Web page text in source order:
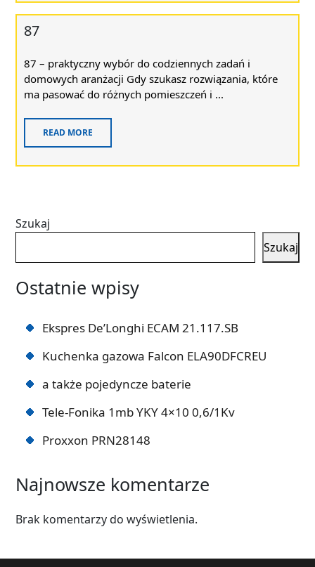
87
87 – praktyczny wybór do codziennych zadań i
domowych aranżacji Gdy szukasz rozwiązania, które
ma pasować do różnych pomieszczeń i ...
READ MORE
Szukaj
Szukaj
Ostatnie wpisy
Ekspres De’Longhi ECAM 21.117.SB
Kuchenka gazowa Falcon ELA90DFCREU
a także pojedyncze baterie
Tele-Fonika 1mb YKY 4×10 0,6/1Kv
Proxxon PRN28148
Najnowsze komentarze
Brak komentarzy do wyświetlenia.